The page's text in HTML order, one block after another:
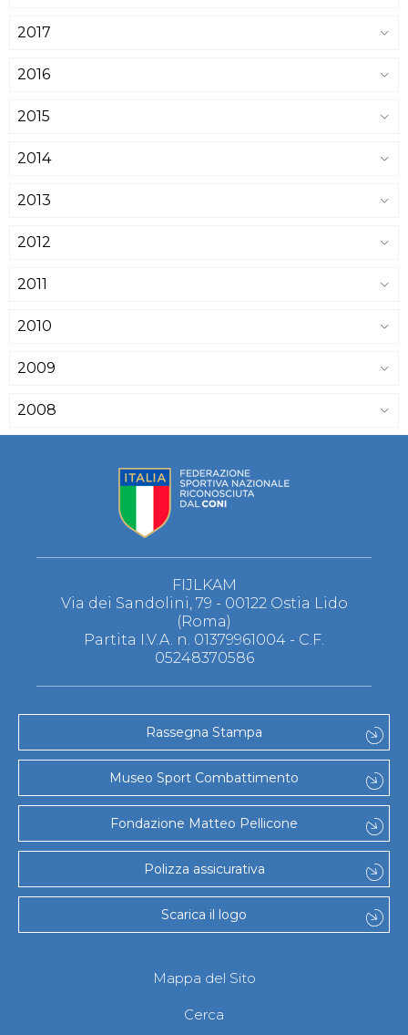
2017
2016
2015
2014
2013
2012
2011
2010
2009
2008
FIJLKAM
Via dei Sandolini, 79 - 00122 Ostia Lido
(Roma)
Partita I.V.A. n. 01379961004 - C.F.
05248370586
Rassegna Stampa
Museo Sport Combattimento
Fondazione Matteo Pellicone
Polizza assicurativa
Scarica il logo
Mappa del Sito
Cerca